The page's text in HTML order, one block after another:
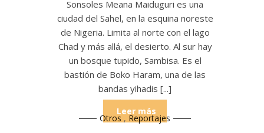
Sonsoles Meana Maiduguri es una
ciudad del Sahel, en la esquina noreste
de Nigeria. Limita al norte con el lago
Chad y más allá, el desierto. Al sur hay
un bosque tupido, Sambisa. Es el
bastión de Boko Haram, una de las
bandas yihadis [...]
Leer más
Otros,Reportajes